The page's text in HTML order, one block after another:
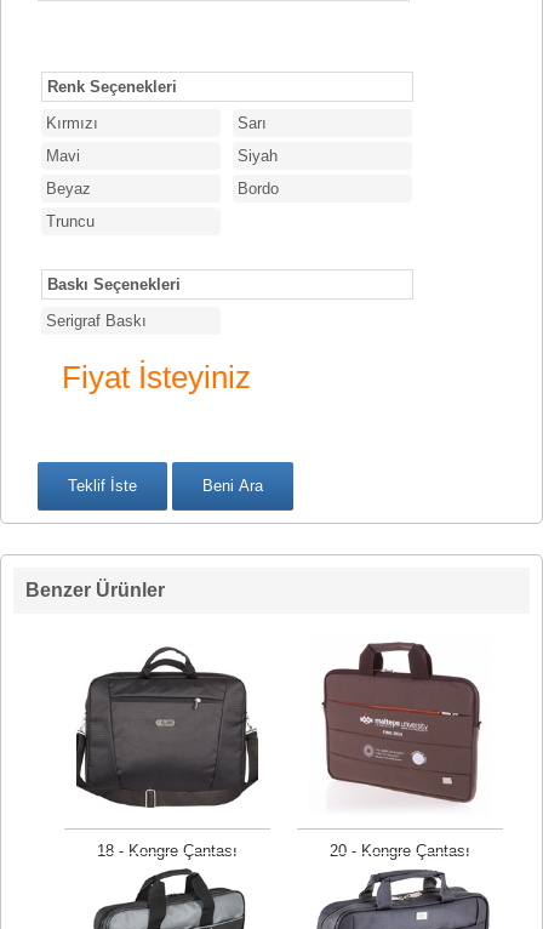
Renk Seçenekleri
Kırmızı
Sarı
Mavi
Siyah
Beyaz
Bordo
Truncu
Baskı Seçenekleri
Serigraf Baskı
Fiyat İsteyiniz
Benzer Ürünler
18 - Kongre Çantası
Fiyat isteyiniz
20 - Kongre Çantası
Fiyat isteyiniz